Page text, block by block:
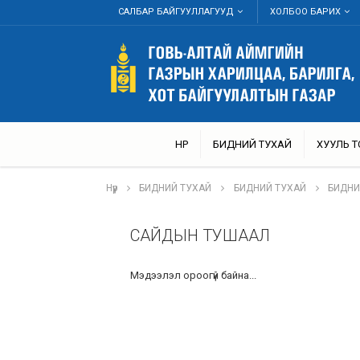
САЛБАР БАЙГУУЛЛАГУУД ХОЛБОО БАРИХ
НҮҮР БИДНИЙ ТУХАЙ ХУУЛЬ
Нүүр БИДНИЙ ТУХАЙ БИДНИЙ ТУХАЙ
САЙДЫН ТУШААЛ
Мэдээлэл ороогүй байна...